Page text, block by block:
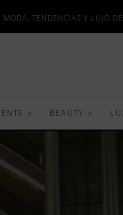
TENDENCIAS Y LUJO
BEAUTY